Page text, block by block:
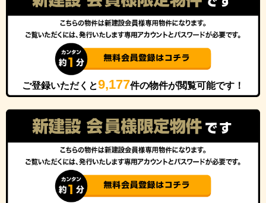
ご登録いただくと9,177件の物件が閲覧可能です！